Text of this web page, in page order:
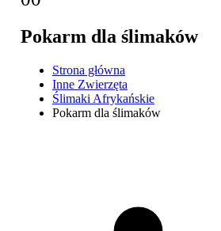
Pokarm dla ślimaków
Strona główna
Inne Zwierzęta
Ślimaki Afrykańskie
Pokarm dla ślimaków